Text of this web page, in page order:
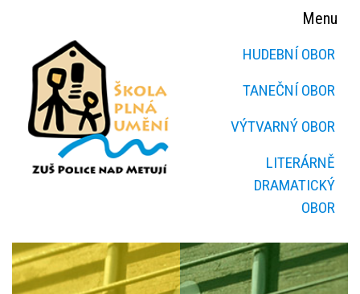
Menu
HUDEBNÍ OBOR
TANEČNÍ OBOR
VÝTVARNÝ OBOR
LITERÁRNĚ
DRAMATICKÝ
OBOR